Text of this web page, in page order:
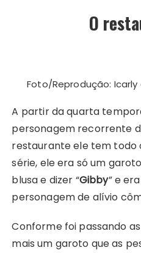
O
Foto/Reprodução: Icarly
A partir da quarta
personagem recorrente
restaurante ele tem todo
série, ele era só um
blusa e dizer “Gibby” e
personagem de alívio
Conforme foi passando
mais um garoto que as